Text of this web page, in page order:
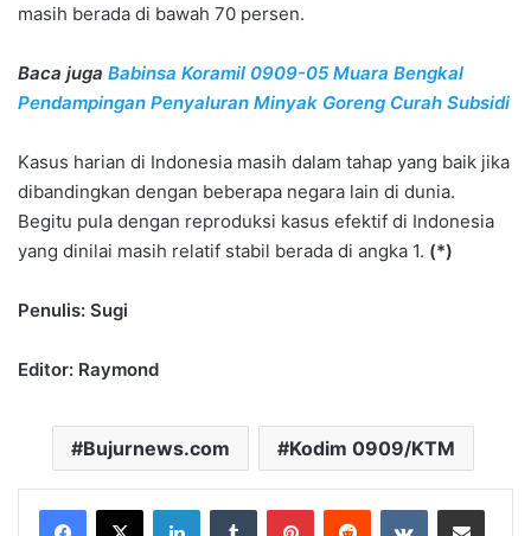
masih berada di bawah 70 persen.
Baca juga Babinsa Koramil 0909-05 Muara Bengkal
Pendampingan Penyaluran Minyak Goreng Curah Subsidi
Kasus harian di Indonesia masih dalam tahap yang baik jika
dibandingkan dengan beberapa negara lain di dunia.
Begitu pula dengan reproduksi kasus efektif di Indonesia
yang dinilai masih relatif stabil berada di angka 1. (*)
Penulis: Sugi
Editor: Raymond
Bujurnews.com Kodim 0909/KTM